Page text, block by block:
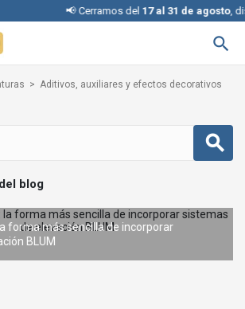
📢 Cerramos del17 al 31 de agosto,

Aditivos, auxiliares y efectos decorativos
blog
forma más sencilla de incorporar
BLUM
con llave: una solución inteligente y segura sin